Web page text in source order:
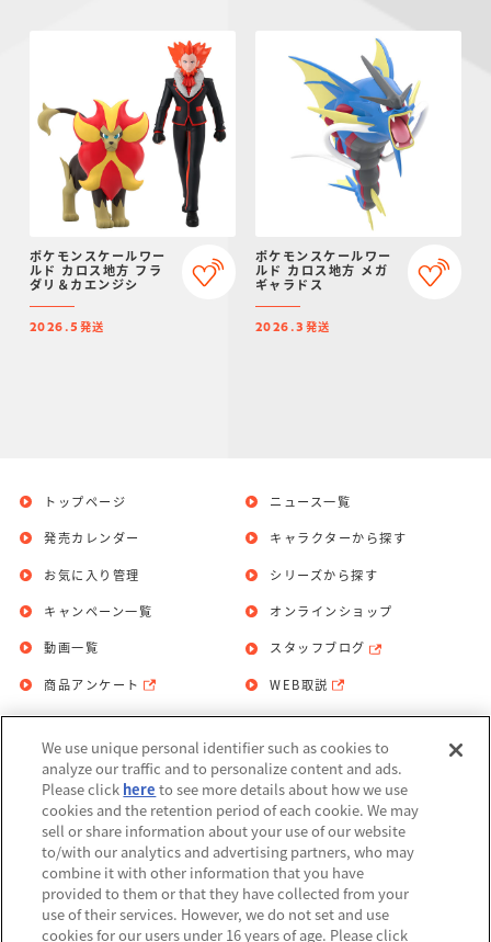
ポケモンスケールワー
ルド カロス地方 フラ
ダリ＆カエンジシ
2026.5 発送
ポケモンスケールワー
ルド カロス地方 メガ
ギャラドス
2026.3 発送
トップページ
発売カレンダー
お気に入り管理
ニュース一覧
キャラクターから探す
シリーズから探す
キャンペーン一覧
動画一覧
商品アンケート
オンラインショップ
スタッフブログ
WEB取説
お問い合わせ 個人情報保護方針
利用規約
Do Not Sell or Share My Personal
Information
アレルギー情報
We use unique personal identifier such as cookies to
analyze our traffic and to personalize content and ads.
Please click here to see more details about how we use
cookies and the retention period of each cookie. We may
sell or share information about your use of our website
to/with our analytics and advertising partners, who may
combine it with other information that you have
provided to them or that they have collected from your
use of their services. However, we do not set and use
cookies for our users under 16 years of age. Please click